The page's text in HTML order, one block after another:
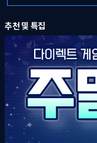
2026-08-06
2026-08-07 8월 1주
2026-08-06 [드래곤즈
추천 및 특집